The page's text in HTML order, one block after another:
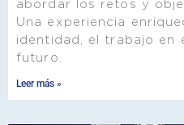
abordar los retos y
Una experiencia
identidad, el trabajo en
futuro.
Leer más »